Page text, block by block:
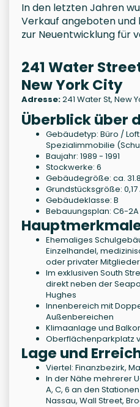
In den letzten Jahren
Verkauf angeboten
zur Neuentwicklung für
241 Water
New York City
Adresse:241 Water St, New
Überblick über
Gebäudetyp: Büro /
Spezialimmobilie
Baujahr: 1989 - 1991
Stockwerke: 6
Gebäudegröße: ca.
Grundstücksgröße:
Gebäudeklasse: B
Bebauungsplan: C6-2A
Ehemaliges
Einzelhandel,
oder privater
Im exklusiven South
direkt neben der
Hughes
Innenbereich mit
Außenbereichen
Klimaanlage und
Oberflächenparkplatz
Lage und
Viertel: Finanzbezirk,
In der Nähe mehrerer
A, C, 6 an den
Nassau, Wall Street,